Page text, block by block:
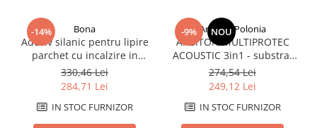
-14% Bona
Adeziv silanic pentru lipire
parchet cu incalzire in
pardoseala Bona R 848 T ,9
kg
330,46 Lei
284,71 Lei
IN STOC FURNIZOR
-9% NOU
Arbiton-Polonia
ARBITON MULTIPROTEC
ACOUSTIC 3in1 - substrat
pentru parchet
laminat(incalzire in
pardoseala)
274,54 Lei
249,12 Lei
IN STOC FURNIZOR